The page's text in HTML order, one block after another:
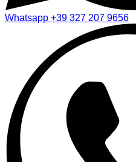
Whatsapp +39 327 207 9656